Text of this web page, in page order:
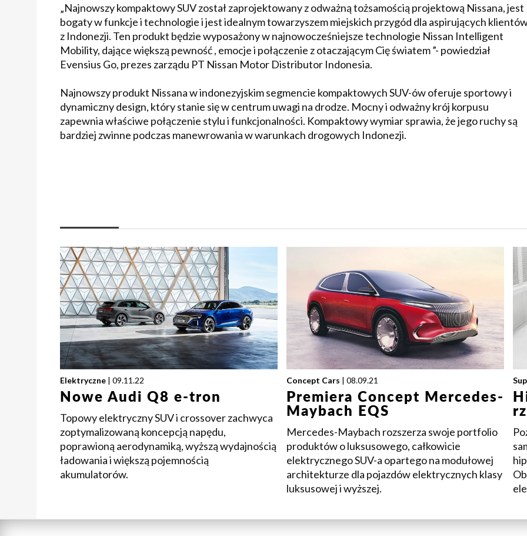
„Najnowszy kompaktowy SUV został zaprojektowany z odważną tożsamością projektową Nissana, jest
bogaty w funkcje i technologie i jest idealnym towarzyszem miejskich przygód dla aspirujących
z Indonezji. Ten produkt będzie wyposażony w najnowocześniejsze technologie Nissan Intelligent
Mobility, dające większą pewność , emocje i połączenie z otaczającym Cię światem ”- powiedział
Evensius Go, prezes zarządu PT Nissan Motor Distributor Indonesia.
Najnowszy produkt Nissana w indonezyjskim segmencie kompaktowych SUV-ów oferuje sportowy i
dynamiczny design, który stanie się w centrum uwagi na drodze. Mocny i odważny krój korpusu
zapewnia właściwe połączenie stylu i funkcjonalności. Kompaktowy wymiar sprawia, że jego ruchy są
bardziej zwinne podczas manewrowania w warunkach drogowych Indonezji.
Elektryczne | 09.11.22
Nowe Audi Q8 e-tron
Topowy elektryczny SUV i crossover zachwyca
zoptymalizowaną koncepcją napędu,
poprawioną aerodynamiką, wyższą wydajnością
ładowania i większą pojemnością
akumulatorów.
Concept Cars | 08.09.21
Premiera Concept Mercedes-
Maybach EQS
Mercedes-Maybach rozszerza swoje portfolio
produktów o luksusowego, całkowicie
elektrycznego SUV-a opartego na modułowej
architekturze dla pojazdów elektrycznych klasy
luksusowej i wyższej.